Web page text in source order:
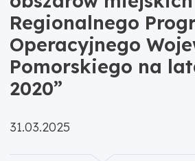
Regionalnego
Operacyjnego
Pomorskiego na
2020”
Opublikowano:
31.03.2025